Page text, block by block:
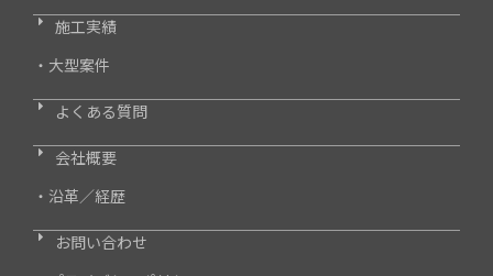
施工実績
・大型案件
よくある質問
会社概要
・沿革／経歴
お問い合わせ